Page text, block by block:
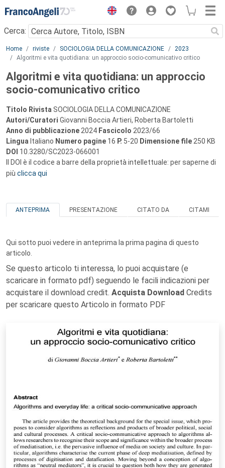
Menu
Cerca:
Main content
Home riviste SOCIOLOGIA DELLA COMUNICAZIONE
2023
Algoritmi e vita quotidiana: un approccio socio-comunicativo critico
Algoritmi e vita quotidiana: un approccio
socio-comunicativo critico
Titolo Rivista SOCIOLOGIA DELLA COMUNICAZIONE
Autori/Curatori Giovanni Boccia Artieri, Roberta Bartoletti
Anno di pubblicazione 2024 Fascicolo 2023/66
Lingua Italiano Numero pagine 16 P. 5-20 Dimensione file 250 KB
DOI 10.3280/SC2023-066001
Il DOI è il codice a barre della proprietà intellettuale: per saperne di
più clicca qui
ANTEPRIMA PRESENTAZIONE CITATO DA CITAMI
Qui sotto puoi vedere in anteprima la prima pagina di questo
articolo.
Se questo articolo ti interessa, lo puoi acquistare (e
scaricare in formato pdf) seguendo le facili indicazioni per
acquistare il download credit. Acquista Download Credits
per scaricare questo Articolo in formato PDF